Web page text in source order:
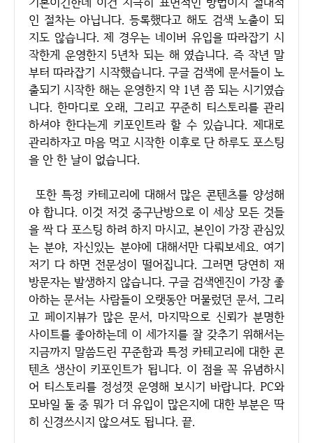
인 절차는 아닙니다. 등록했다고 해도 검색 노출이 되
지도 않습니다. 제 경우는 네이버 유입을 따라잡기 시
작한게 운영한지 5년차 되는 해 였습니다. 즉 작년 말
부터 따라잡기 시작했습니다. 구글 검색에 문서들이 노
출되기 시작한 해는 운영한지 약 1년 쯤 되는 시기였습
니다. 한마디로 오래, 그리고 꾸준히 티스토리를 관리
하셔야 한다는게 키포인트라 할 수 있습니다. 제대로
관리하자고 마음 먹고 시작한 이후로 단 하루도 포스팅
을 안 한 날이 없습니다.
또한 특정 카테고리에 대해서 많은 콘텐츠를 양성해
야 합니다. 이것 저것 중구난방으로 이 세상 모든 것들
을 싹 다 포스팅 하려 하지 마시고, 본인이 가장 관심있
는 분야, 자신있는 분야에 대해서만 다뤄보세요. 여기
저기 다 하면 전문성이 떨어집니다. 그러면 당연히 재
방문자는 발생하지 않습니다. 구글 검색엔진이 가장 좋
아하는 문서는 사람들이 오랫동안 머물렀던 문서, 그리
고 페이지뷰가 많은 문서, 마지막으로 신뢰가 분명한
사이트를 좋아하는데 이 세가지를 잘 갖추기 위해서는
지금까지 말씀드린 꾸준함과 특정 카테고리에 대한 콘
텐츠 생산이 키포인트가 됩니다. 이 점을 꼭 유념하시
어 티스토리를 정성껏 운영해 보시기 바랍니다. PC와
모바일 둘 중 뭐가 더 유입이 많은지에 대한 부분은 딱
히 신경쓰시지 않으셔도 됩니다. 끝.